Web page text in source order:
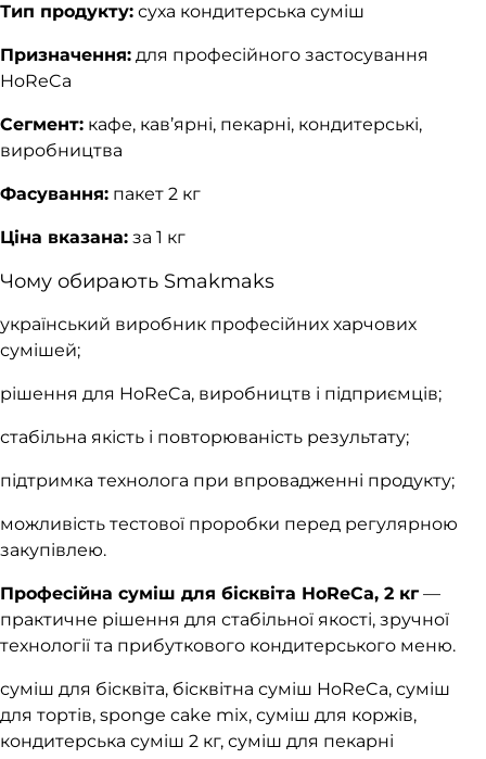
Тип продукту: суха кондитерська суміш
Призначення: для професійного застосування
HoReCa
Сегмент: кафе, кав’ярні, пекарні, кондитерські,
виробництва
Фасування: пакет 2 кг
Ціна вказана: за 1 кг
Чому обирають Smakmaks
український виробник професійних харчових
сумішей;
рішення для HoReCa, виробництв і підприємців;
стабільна якість і повторюваність результату;
підтримка технолога при впровадженні продукту;
можливість тестової проробки перед регулярною
закупівлею.
Професійна суміш для бісквіта HoReCa, 2 кг—
практичне рішення для стабільної якості, зручної
технології та прибуткового кондитерського меню.
суміш для бісквіта, бісквітна суміш HoReCa, суміш
для тортів, sponge cake mix, суміш для коржів,
кондитерська суміш 2 кг, суміш для пекарні